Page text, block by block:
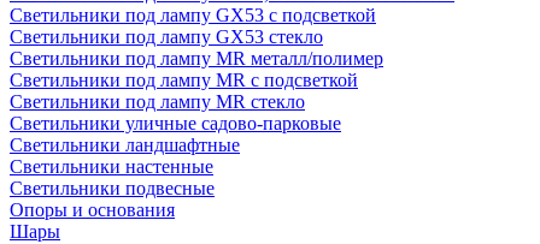
Светильники под лампу GX53 с подсветкой
Светильники под лампу GX53 стекло
Светильники под лампу MR металл/полимер
Светильники под лампу MR с подсветкой
Светильники под лампу MR стекло
Светильники уличные садово-парковые
Светильники ландшафтные
Светильники настенные
Светильники подвесные
Опоры и основания
Шары